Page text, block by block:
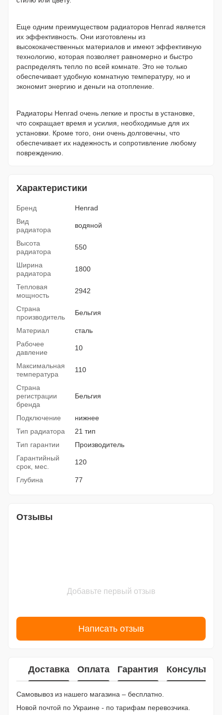
Еще одним преимуществом радиаторов Henrad является
их эффективность. Они изготовлены из
высококачественных материалов и имеют эффективную
технологию, которая позволяет равномерно и быстро
распределять тепло по всей комнате. Это не только
обеспечивает удобную комнатную температуру, но и
экономит энергию и деньги на отопление.
Радиаторы Henrad очень легкие и просты в установке,
что сокращает время и усилия, необходимые для их
установки. Кроме того, они очень долговечны, что
обеспечивает их надежность и сопротивление любому
повреждению.
Характеристики
Бренд
Henrad
Вид
радиатора
водяной
Высота
радиатора
550
Ширина
радиатора
1800
Тепловая
мощность
2942
Страна
производитель
Бельгия
Материал
сталь
Рабочее
давление
10
Максимальная
температура
110
Страна
регистрации
бренда
Бельгия
Подключение
нижнее
Тип радиатора
21 тип
Тип гарантии
Производитель
Гарантийный
срок, мес.
120
Глубина 77
Отзывы
Добавьте первый отзыв
Написать отзыв
Доставка Оплата Гарантия
Самовывоз из нашего магазина – бесплатно.
Новой почтой по Украине - по тарифам перевозчика.